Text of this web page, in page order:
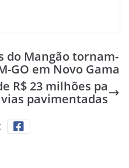
do Mangão tornam-
GO em Novo Gama
R$ 23 milhões pa
pavimentadas